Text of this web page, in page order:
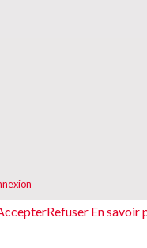
Refuser En savoir